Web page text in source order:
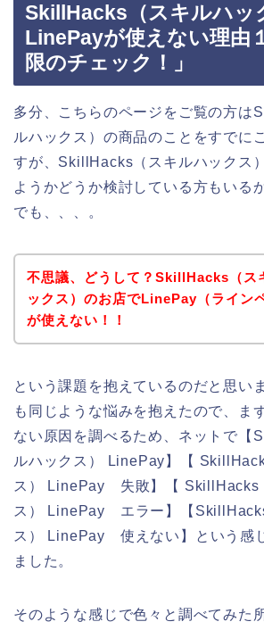
SkillHacks（スキルハッ
LinePayが使えない理由
限のチェック！」
多分、こちらのページをご覧の方は
ルハックス）の商品のことをすでに
すが、SkillHacks（スキルハックス
ようかどうか検討している方もいる
でも、、、。
不思議、どうして？SkillHacks（ス
ックス）のお店でLinePay（ライン
が使えない！！
という課題を抱えているのだと思い
も同じような悩みを抱えたので、ま
ない原因を調べるため、ネットで【
ルハックス） LinePay】【
ス） LinePay 失敗】【 SkillHacks
ス） LinePay エラー】【
ス） LinePay 使えない】という感
ました。
そのような感じで色々と調べてみた所